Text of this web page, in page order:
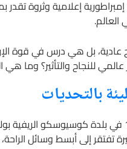
إعلامية وثروة تقدر
بل هي درس في قوة
للنجاح والتأثير؟ وما
بالتحديات
ولدت أوبرا جيل وينفري في 29 يناير 1954
تفتقر إلى أبسط وسائل